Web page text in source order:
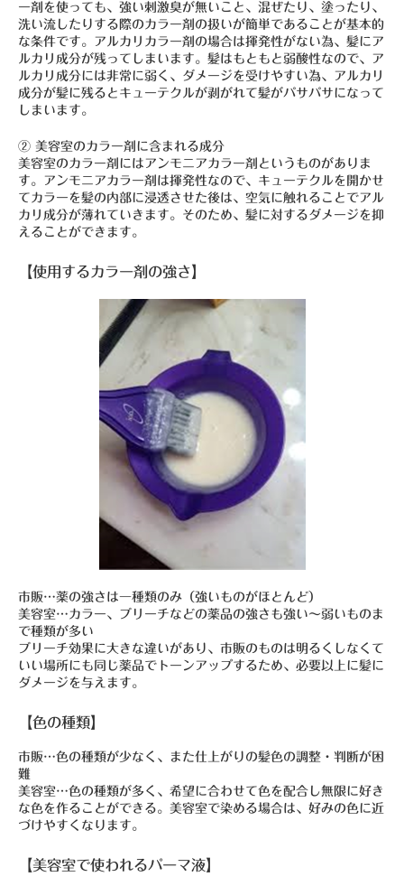
ー剤を使っても、強い刺激臭が無いこと、混ぜたり、塗ったり、
洗い流したりする際のカラー剤の扱いが簡単であることが基本的
な条件です。アルカリカラー剤の場合は揮発性がない為、髪にア
ルカリ成分が残ってしまいます。髪はもともと弱酸性なので、ア
ルカリ成分には非常に弱く、ダメージを受けやすい為、アルカリ
成分が髪に残るとキューテクルが剥がれて髪がパサパサになって
しまいます。
② 美容室のカラー剤に含まれる成分
美容室のカラー剤にはアンモニアカラー剤というものがありま
す。アンモニアカラー剤は揮発性なので、キューテクルを開かせ
てカラーを髪の内部に浸透させた後は、空気に触れることでアル
カリ成分が薄れていきます。そのため、髪に対するダメージを抑
えることができます。
【使用するカラー剤の強さ】
市販…薬の強さは一種類のみ（強いものがほとんど）
美容室…カラー、ブリーチなどの薬品の強さも強い～弱いものま
で種類が多い
ブリーチ効果に大きな違いがあり、市販のものは明るくしなくて
いい場所にも同じ薬品でトーンアップするため、必要以上に髪に
ダメージを与えます。
【色の種類】
市販…色の種類が少なく、また仕上がりの髪色の調整・判断が困
難
美容室…色の種類が多く、希望に合わせて色を配合し無限に好き
な色を作ることができる。美容室で染める場合は、好みの色に近
づけやすくなります。
【美容室で使われるパーマ液】